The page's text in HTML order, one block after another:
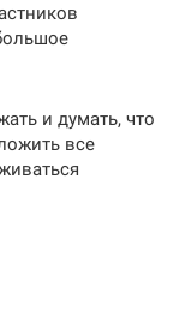
и думать, что
все